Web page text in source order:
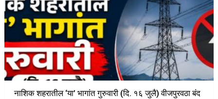
नाशिक शहरातील ‘या’ भागांत गुरुवारी (दि. १६ जुलै) वीजपुरवठा बंद